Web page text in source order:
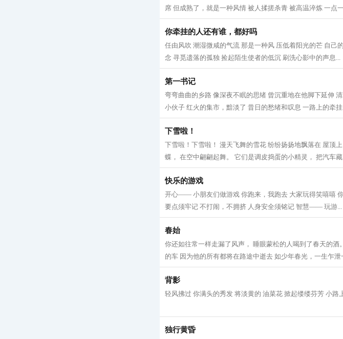
席 但成熟了，就是一种风情 被人揉搓杀青 被高温淬炼 一点
你牵挂的人还有谁，都好吗
任由风吹 潮湿微咸的气流 那是一种风 压低着阳光的芒 自己
念 寻觅遗落的孤独 捡起陌生使者的低沉 刷洗心影中的声息...
第一书记
弯弯曲曲的乡路 像深夜不眠的思绪 曾沉重地在他脚下延伸
小伙子 红火的集市，黯淡了 昔日的愁绪和叹息 一路上的牵挂
下雪啦！
下雪啦！下雪啦！ 漫天飞舞的雪花 纷纷扬扬地飘落在 屋顶
蝶， 在空中翩翩起舞。 它们是调皮捣蛋的小精灵， 把汽车藏
快乐的游戏
开心—— 小朋友们做游戏 你跑来，我跑去 大家玩得笑嘻嘻
要点须牢记 不打闹，不拥挤 人身安全须铭记 智慧—— 玩游...
春始
你还如往常一样走漏了风声， 睡眼蒙松的人喝到了春天的
的车 因为他的所有都将在路途中逝去 如少年春光，一生乍泄
背影
轻风拂过 你满头的秀发 将淡黄的 油菜花 掀起缕缕芬芳 小
独行黄昏